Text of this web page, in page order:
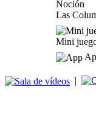
Las
Mini
|